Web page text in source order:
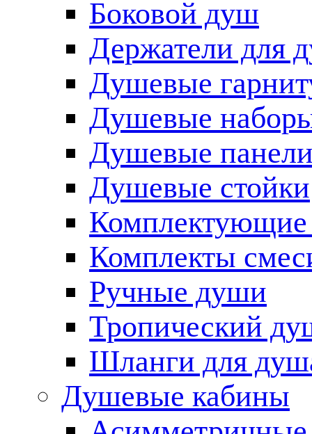
Боковой душ
Держатели для
Душевые
Душевые
Душевые
Душевые стойки
Комплекты
Ручные души
Тропический
Шланги для
Душевые кабины